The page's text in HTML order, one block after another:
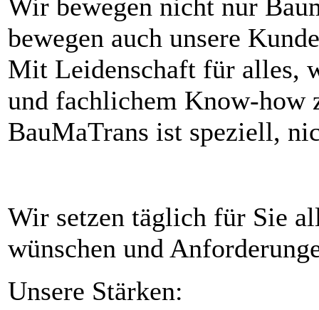
Wir bewegen nicht nur
bewegen auch unsere
Mit Leidenschaft für alles,
und fachlichem Know-how
BauMaTrans ist speziell,
Wir setzen täglich für Sie
wünschen und
Unsere Stärken: